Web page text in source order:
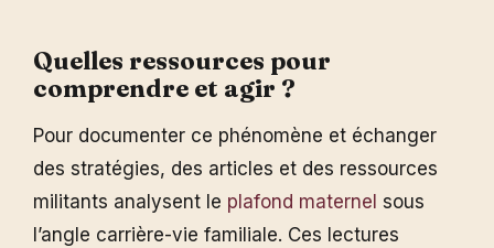
Quelles ressources pour
comprendre et agir ?
Pour documenter ce phénomène et échanger
des stratégies, des articles et des ressources
militants analysent le plafond maternel sous
l’angle carrière-vie familiale. Ces lectures